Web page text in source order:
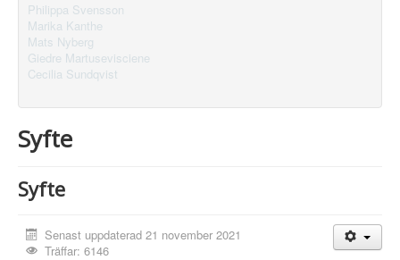
Philippa Svensson
Marika Kanthe
Mats Nyberg
Giedre Martusevisciene
Cecilia Sundqvist
Syfte
Syfte
Senast uppdaterad 21 november 2021
Träffar: 6146